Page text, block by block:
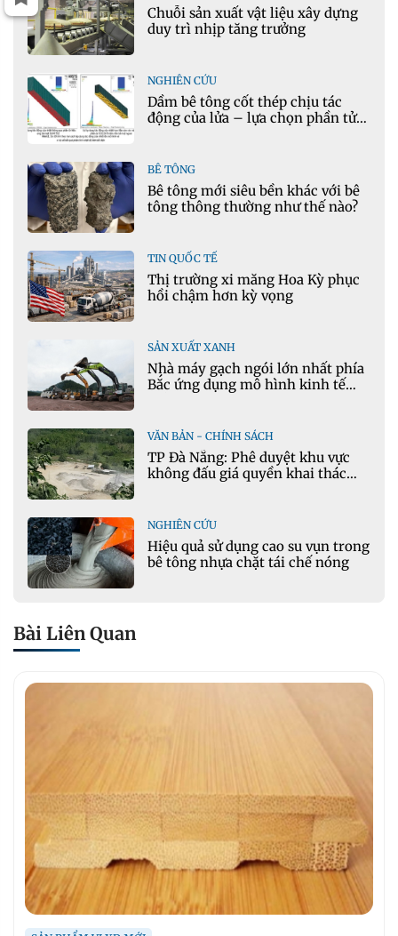
Chuỗi sản xuất vật liệu xây dựng
duy trì nhịp tăng trưởng
NGHIÊN CỨU
Dầm bê tông cốt thép chịu tác
động của lửa – lựa chọn phần tử
BÊ TÔNG
Bê tông mới siêu bền khác với bê
tông thông thường như thế nào?
TIN QUỐC TẾ
Thị trường xi măng Hoa Kỳ phục
hồi chậm hơn kỳ vọng
SẢN XUẤT XANH
Nhà máy gạch ngói lớn nhất phía
Bắc ứng dụng mô hình kinh tế
VĂN BẢN - CHÍNH SÁCH
TP Đà Nẵng: Phê duyệt khu vực
không đấu giá quyền khai thác
NGHIÊN CỨU
Hiệu quả sử dụng cao su vụn trong
bê tông nhựa chặt tái chế nóng
Bài Liên Quan